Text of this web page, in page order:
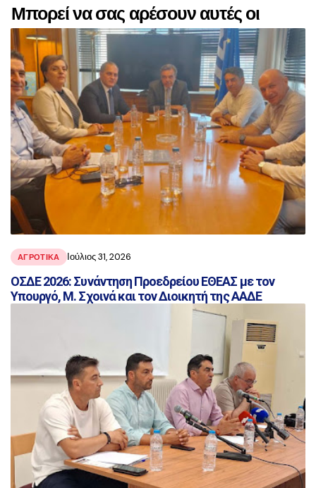
Μπορεί να σας αρέσουν αυτές οι
αναρτήσεις
ΑΓΡΟΤΙΚΑ Ιούλιος 31, 2026
ΟΣΔΕ 2026: Συνάντηση Προεδρείου ΕΘΕΑΣ με τον
Υπουργό, Μ. Σχοινά και τον Διοικητή της ΑΑΔΕ